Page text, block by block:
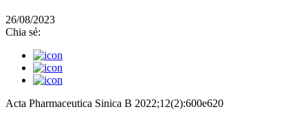
26/08/2023
Chia sẻ:
Acta Pharmaceutica Sinica B 2022;12(2):600e620